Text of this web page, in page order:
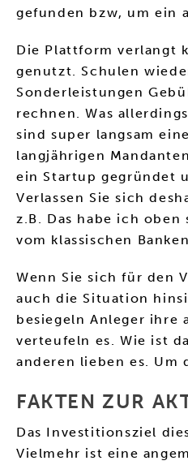
gefunden bzw, um ein
Die Plattform verlangt
genutzt. Schulen
Sonderleistungen
rechnen. Was
sind super langsam
langjährigen
ein Startup gegründet
Verlassen Sie sich
z.B. Das habe ich
vom klassischen
Wenn Sie sich für den
auch die Situation
besiegeln Anleger ihre
verteufeln es. Wie ist
anderen lieben es. Um
FAKTEN ZUR
Das Investitionsziel
Vielmehr ist eine